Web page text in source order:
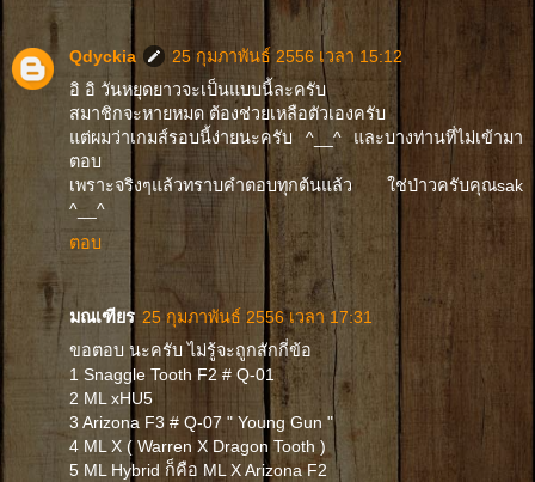
Qdyckia
25 กุมภาพันธ์ 2556 เวลา 15:12
อิ อิ วันหยุดยาวจะเป็นแบบนี้ละครับ
สมาชิกจะหายหมด ต้องช่วยเหลือตัวเองครับ
แต่ผมว่าเกมส์รอบนี้ง่ายนะครับ ^__^ และบางท่านที่ไม่เข้ามา
ตอบ
เพราะจริงๆแล้วทราบคำตอบทุกต้นแล้ว ใช่ป่าวครับคุณsak
^__^
ตอบ
มณเฑียร 25 กุมภาพันธ์ 2556 เวลา 17:31
ขอตอบ นะครับ ไม่รู้จะถูกสักกี่ข้อ
1 Snaggle Tooth F2 # Q-01
2 ML xHU5
3 Arizona F3 # Q-07 " Young Gun "
4 ML X ( Warren X Dragon Tooth )
5 ML Hybrid ก็คือ ML X Arizona F2